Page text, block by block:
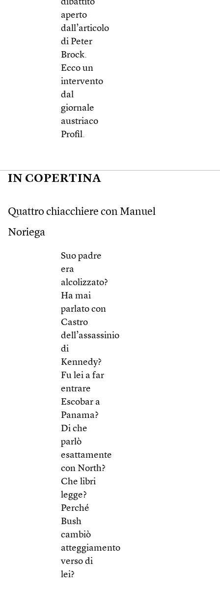
dibattito
aperto
dall’articolo
di Peter
Brock.
Ecco un
intervento
dal
giornale
austriaco
Profil.
IN COPERTINA
Quattro chiacchiere con Manuel
Noriega
Suo padre
era
alcolizzato?
Ha mai
parlato con
Castro
dell’assassinio
di
Kennedy?
Fu lei a far
entrare
Escobar a
Panama?
Di che
parlò
esattamente
con North?
Che libri
legge?
Perché
Bush
cambiò
atteggiamento
verso di
lei?